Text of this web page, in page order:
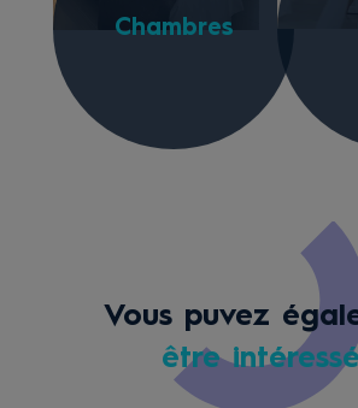
Chambres
Vous puvez
être intéressé